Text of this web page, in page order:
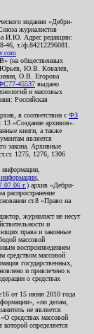
издания «Дебри-
журналистов
И.Ю. Адрес редакции:
46, т./ф.84212296081.
(на общественных
Ю.В. Ковалев,
О.В. Егорова
45537 выдано
и массовых
Российская
в соответствии с ФЗ
13 «Создание архивов».
книги, а также
является
закона. Архивные
1275, 1276, 1306
информации,
г.) архив «Дебри-
распространение
ст.8 «Право на
журналист не несут
и
права и законные
массовой
воспроизведением
средством массовой
государственных,
и привлечено к
о средствах
от 15 июня 2010 года
«по делам,
не является
средствах массовой
определяется